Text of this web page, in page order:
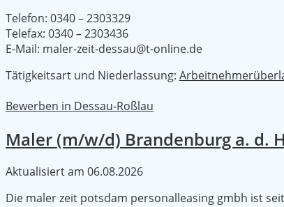
Telefon: 0340 – 2303329
Telefax: 0340 – 2303436
E-Mail: maler-zeit-dessau@t-online.de
Tätigkeitsart und Niederlassung:
Bewerben in Dessau-Roßlau
Maler (m/w/d) Brandenburg a. d.
Aktualisiert am 06.08.2026
Die maler zeit potsdam personalleasing gmbh ist